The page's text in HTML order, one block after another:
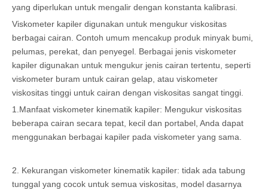
yang diperlukan untuk mengalir dengan konstanta kalibrasi.
Viskometer kapiler digunakan untuk mengukur viskositas
berbagai cairan. Contoh umum mencakup produk minyak bumi,
pelumas, perekat, dan penyegel. Berbagai jenis viskometer
kapiler digunakan untuk mengukur jenis cairan tertentu, seperti
viskometer buram untuk cairan gelap, atau viskometer
viskositas tinggi untuk cairan dengan viskositas sangat tinggi.
1.Manfaat viskometer kinematik kapiler: Mengukur viskositas
beberapa cairan secara tepat, kecil dan portabel, Anda dapat
menggunakan berbagai kapiler pada viskometer yang sama.
2. Kekurangan viskometer kinematik kapiler: tidak ada tabung
tunggal yang cocok untuk semua viskositas, model dasarnya